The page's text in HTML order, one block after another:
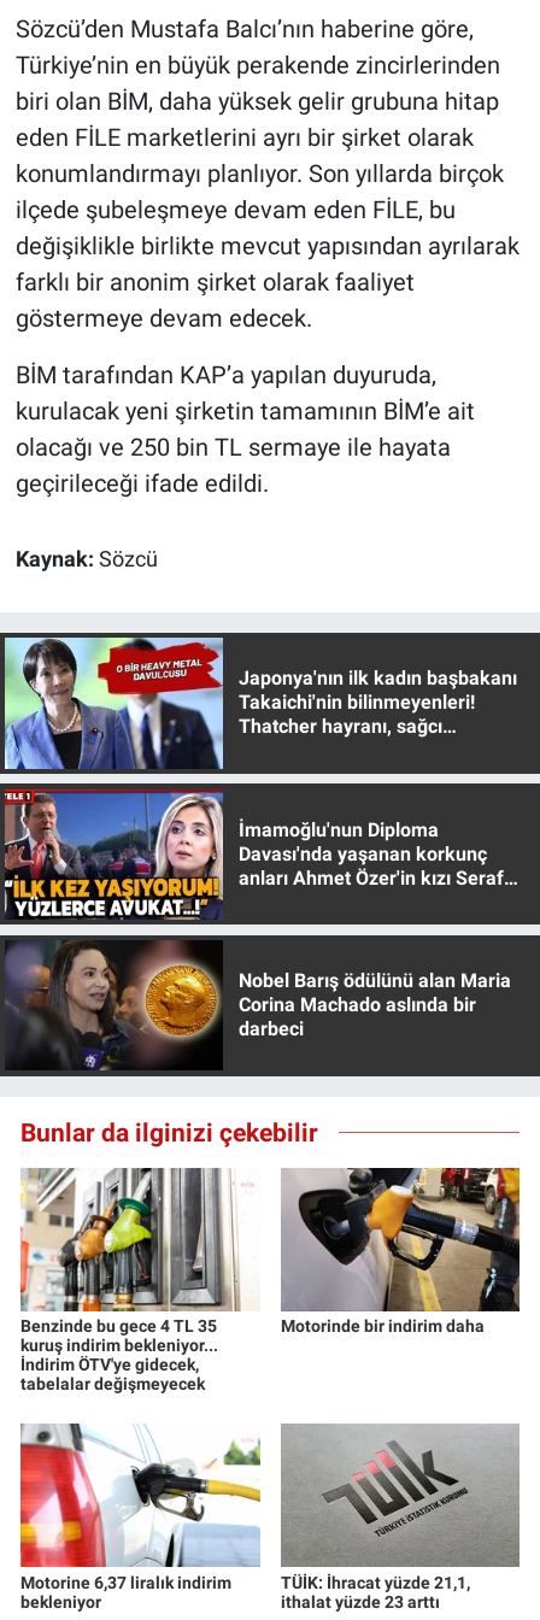
Sözcü’den Mustafa Balcı’nın haberine göre,
Türkiye’nin en büyük perakende zincirlerinden
biri olan BİM, daha yüksek gelir grubuna hitap
eden FİLE marketlerini ayrı bir şirket olarak
konumlandırmayı planlıyor. Son yıllarda birçok
ilçede şubeleşmeye devam eden FİLE, bu
değişiklikle birlikte mevcut yapısından ayrılarak
farklı bir anonim şirket olarak faaliyet
göstermeye devam edecek.
BİM tarafından KAP’a yapılan duyuruda,
kurulacak yeni şirketin tamamının BİM’e ait
olacağı ve 250 bin TL sermaye ile hayata
geçirileceği ifade edildi.
Kaynak: Sözcü
Japonya'nın ilk kadın başbakanı
Takaichi'nin bilinmeyenleri!
Thatcher hayranı, sağcı
İmamoğlu'nun Diploma
Davası'nda yaşanan korkunç
anları Ahmet Özer'in kızı Seraf
Nobel Barış ödülünü alan Maria
Corina Machado aslında bir
darbeci
Bunlar da ilginizi çekebilir
Benzinde bu gece 4 TL 35
kuruş indirim bekleniyor...
İndirim ÖTV'ye gidecek,
tabelalar değişmeyecek
Motorinde bir indirim daha
Motorine 6,37 liralık indirim
bekleniyor
TÜİK: İhracat yüzde 21,1,
ithalat yüzde 23 arttı
Gündem Özel
Günün görüntüsü
Haber
İlan
Koronavirüs
Kültür Sanat
Ne demişti
Nedir
Programlar
Sağlık
Spor
Teknoloji
Türkiye'nin Geleceği
Türkiye'nin Gündemi
Yerel Gündem
Canlı Yayın